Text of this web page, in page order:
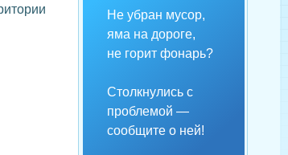
Не убран мусор,
яма на дороге,
не горит фонарь?
Столкнулись с
проблемой —
сообщите о ней!